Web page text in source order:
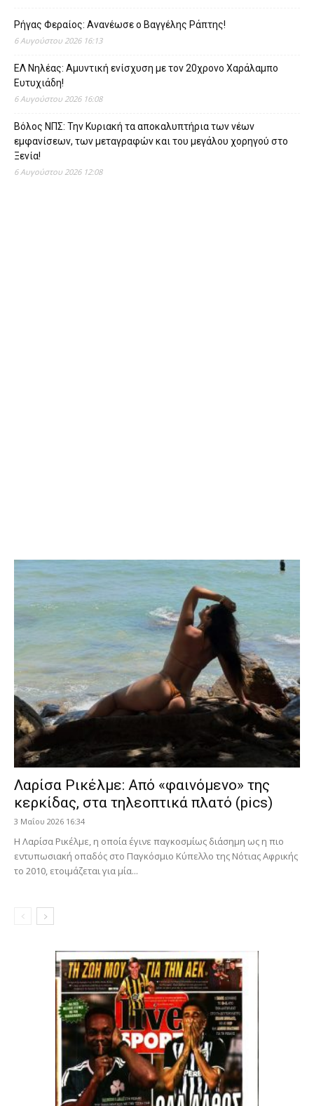
Ρήγας Φεραίος: Ανανέωσε ο Βαγγέλης Ράπτης!
6 Αυγούστου 2026 16:13
ΕΛ Νηλέας: Αμυντική ενίσχυση με τον 20χρονο Χαράλαμπο
Ευτυχιάδη!
6 Αυγούστου 2026 16:08
Βόλος ΝΠΣ: Την Κυριακή τα αποκαλυπτήρια των νέων
εμφανίσεων, των μεταγραφών και του μεγάλου χορηγού στο
Ξενία!
6 Αυγούστου 2026 12:08
Λαρίσα Ρικέλμε: Από «φαινόμενο» της
κερκίδας, στα τηλεοπτικά πλατό (pics)
3 Μαΐου 2026 16:34
Η Λαρίσα Ρικέλμε, η οποία έγινε παγκοσμίως διάσημη ως η πιο
εντυπωσιακή οπαδός στο Παγκόσμιο Κύπελλο της Νότιας Αφρικής
το 2010, ετοιμάζεται για μία...